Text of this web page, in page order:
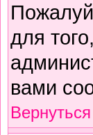
для
вами